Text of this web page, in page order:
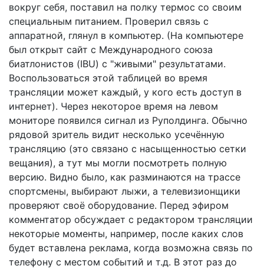
вокруг себя, поставил на полку термос со своим
специальным питанием. Проверил связь с
аппаратной, глянул в компьютер. (На компьютере
был открыт сайт с Международного союза
биатлонистов (IBU) с "живыми" результатами.
Воспользоваться этой таблицей во время
трансляции может каждый, у кого есть доступ в
интернет). Через некоторое время на левом
мониторе появился сигнал из Руполдинга. Обычно
рядовой зритель видит несколько усечённую
трансляцию (это связано с насыщенностью сетки
вещания), а тут мы могли посмотреть полную
версию. Видно было, как разминаются на трассе
спортсмены, выбирают лыжи, а телевизионщики
проверяют своё оборудование. Перед эфиром
комментатор обсуждает с редактором трансляции
некоторые моменты, например, после каких слов
будет вставлена реклама, когда возможна связь по
телефону с местом событий и т.д. В этот раз до